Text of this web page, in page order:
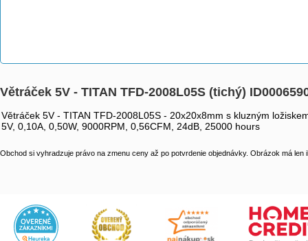
Větráček 5V - TITAN TFD-2008L05S (tichý)
Větráček 5V - TITAN TFD-2008L05S - 20x20x8mm s kluzným
5V, 0,10A, 0,50W, 9000RPM, 0,56CFM, 24dB, 25000 hours
Obchod si vyhradzuje právo na zmenu ceny až po potvrdenie objednávky. Obrázok má len